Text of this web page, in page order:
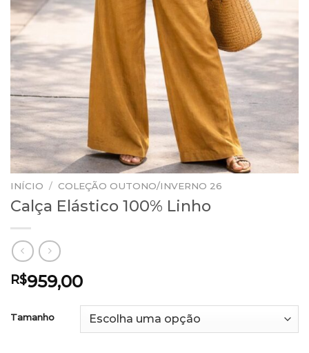
INÍCIO / COLEÇÃO OUTONO/INVERNO 26
Calça Elástico 100% Linho
R$959,00
Tamanho